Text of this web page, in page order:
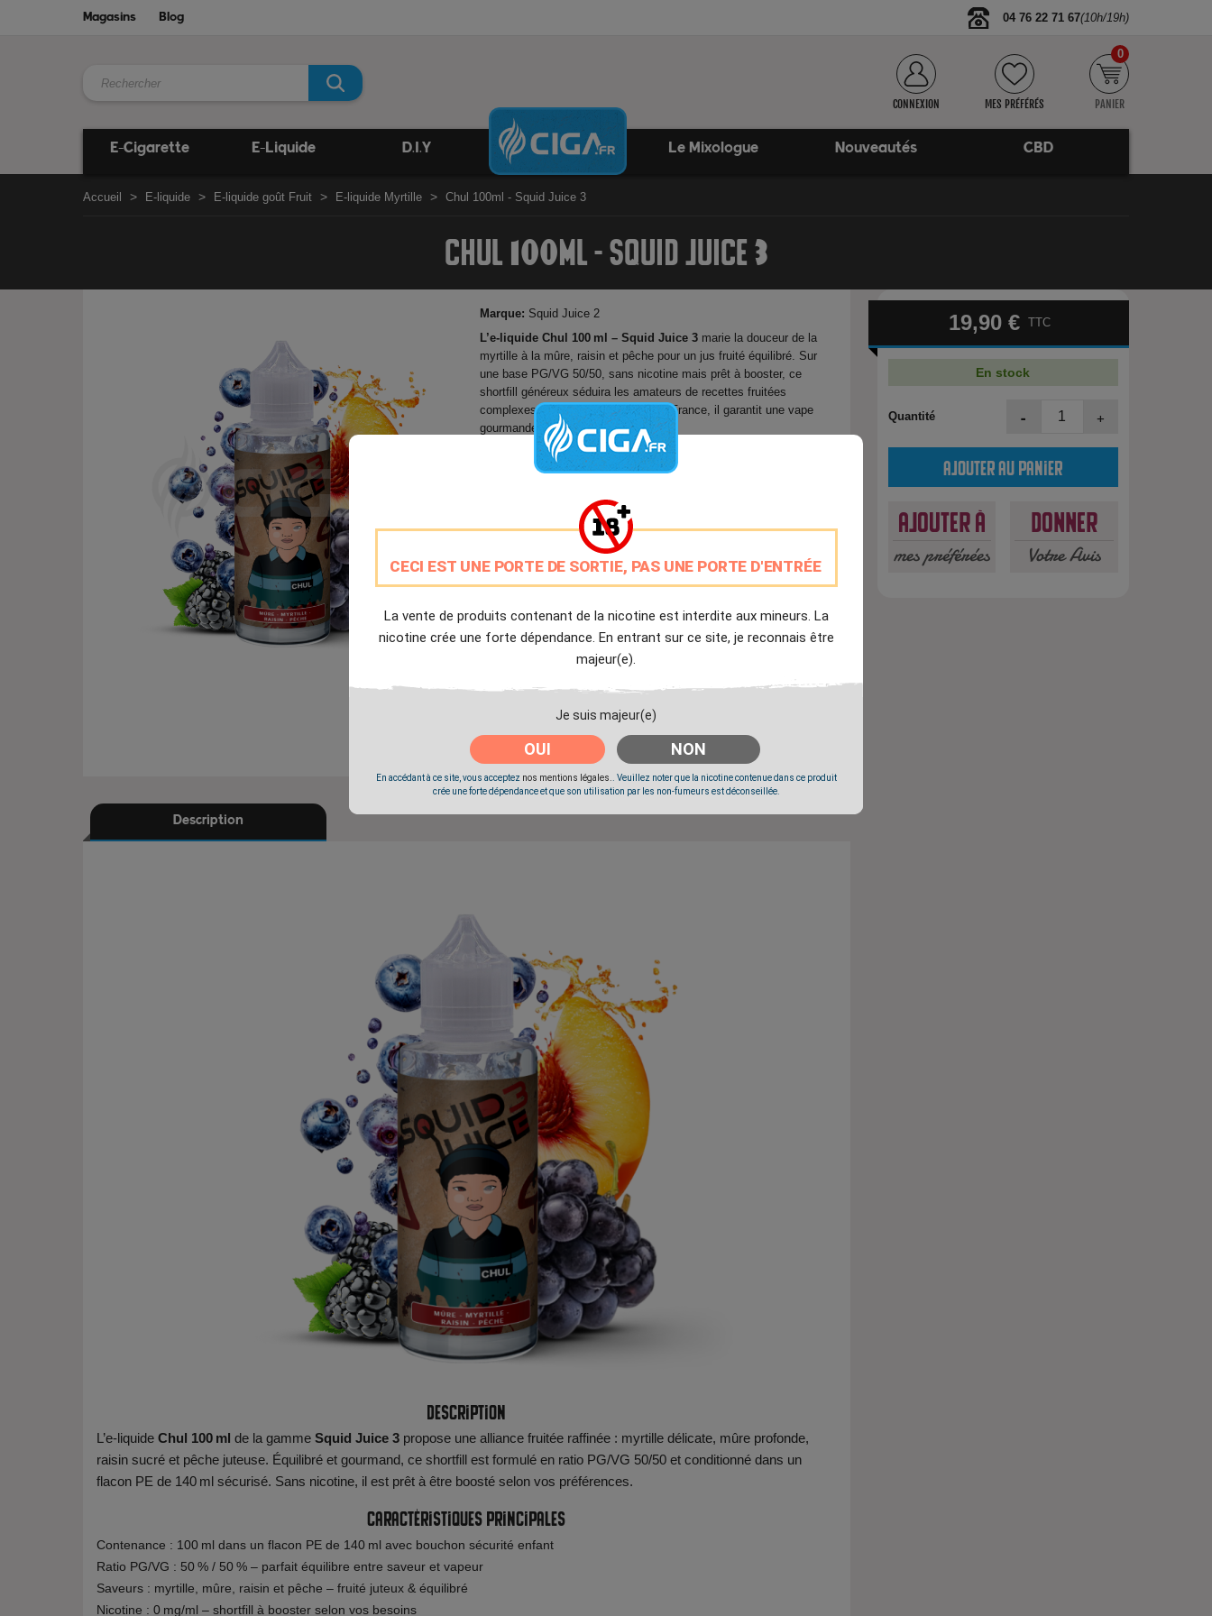
CECI EST UNE PORTE DE SORTIE, PAS UNE PORTE D'ENTRÉE
La vente de produits contenant de la nicotine est interdite aux mineurs. La
nicotine crée une forte dépendance. En entrant sur ce site, je reconnais être
majeur(e).
Je suis majeur(e)
OUI NON
En accédant à ce site, vous acceptez nos mentions légales.
. Veuillez noter que la nicotine contenue dans ce produit
crée une forte dépendance et que son utilisation par les non-fumeurs est déconseillée.
Magasins Blog 04 76 22 71 67(10h/19h)
CONNEXION MES PRÉFÉRÉS PANIER
0
E-Cigarette E-Liquide D.I.Y Le Mixologue Nouveautés CBD
Accueil E-liquide E-liquide goût Fruit E-liquide Myrtille Chul 100ml - Squid Juice 3
CHUL 100ML - SQUID JUICE 3
Marque: Squid Juice 2
L’e‑liquide Chul 100 ml – Squid Juice 3 marie la douceur de la
myrtille à la mûre, raisin et pêche pour un jus fruité équilibré. Sur
une base PG/VG 50/50, sans nicotine mais prêt à booster, ce
shortfill généreux séduira les amateurs de recettes fruitées
complexes et raffinées. Fabriqué en France, il garantit une vape
gourmande, modulable et de qualité.
9.7/10
Livraison Offerte
à partir de 20€
Expédition Immédiate
Partager
Livré à partir du Lundi 10 Août 2026.
Description
Description
L’e‑liquide Chul 100 ml de la gamme Squid Juice 3 propose une alliance fruitée raffinée : myrtille délicate, mûre profonde,
raisin sucré et pêche juteuse. Équilibré et gourmand, ce shortfill est formulé en ratio PG/VG 50/50 et conditionné dans un
flacon PE de 140 ml sécurisé. Sans nicotine, il est prêt à être boosté selon vos préférences.
Caractéristiques principales
Contenance : 100 ml dans un flacon PE de 140 ml avec bouchon sécurité enfant
Ratio PG/VG : 50 % / 50 % – parfait équilibre entre saveur et vapeur
Saveurs : myrtille, mûre, raisin et pêche – fruité juteux & équilibré
Nicotine : 0 mg/ml – shortfill à booster selon vos besoins
19,90 € TTC
En stock
Quantité - +
Ajouter au panier
Ajouter à
mes préférées
Donner
Votre Avis